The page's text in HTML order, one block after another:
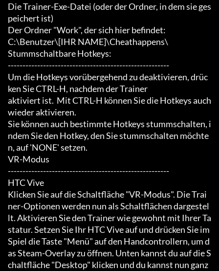
Die Trainer-Exe-Datei (oder der Ordner, in dem sie ges
peichert ist)
Der Ordner "Work", der sich hier befindet:
C:\Benutzer\[IHR NAME]\Cheathappens\
Stummschaltbare Hotkeys:
-------------------------------------------------------
Um die Hotkeys vorübergehend zu deaktivieren, drüc
ken Sie CTRL-H, nachdem der Trainer
aktiviert ist.  Mit CTRL-H können Sie die Hotkeys auch
wieder aktivieren.
Sie können auch bestimmte Hotkeys stummschalten, i
ndem Sie den Hotkey, den Sie stummschalten möchte
n, auf 'NONE' setzen.
VR-Modus
-------------------------------------------------------
HTC Vive
Klicken Sie auf die Schaltfläche "VR-Modus". Die Trai
ner-Optionen werden nun als Schaltflächen dargestel
lt. Aktivieren Sie den Trainer wie gewohnt mit Ihrer Ta
statur. Setzen Sie Ihr HTC Vive auf und drücken Sie im
Spiel die Taste "Menü" auf den Handcontrollern, um d
as Steam-Overlay zu öffnen. Unten kannst du auf die S
chaltfläche "Desktop" klicken und du kannst nun ganz